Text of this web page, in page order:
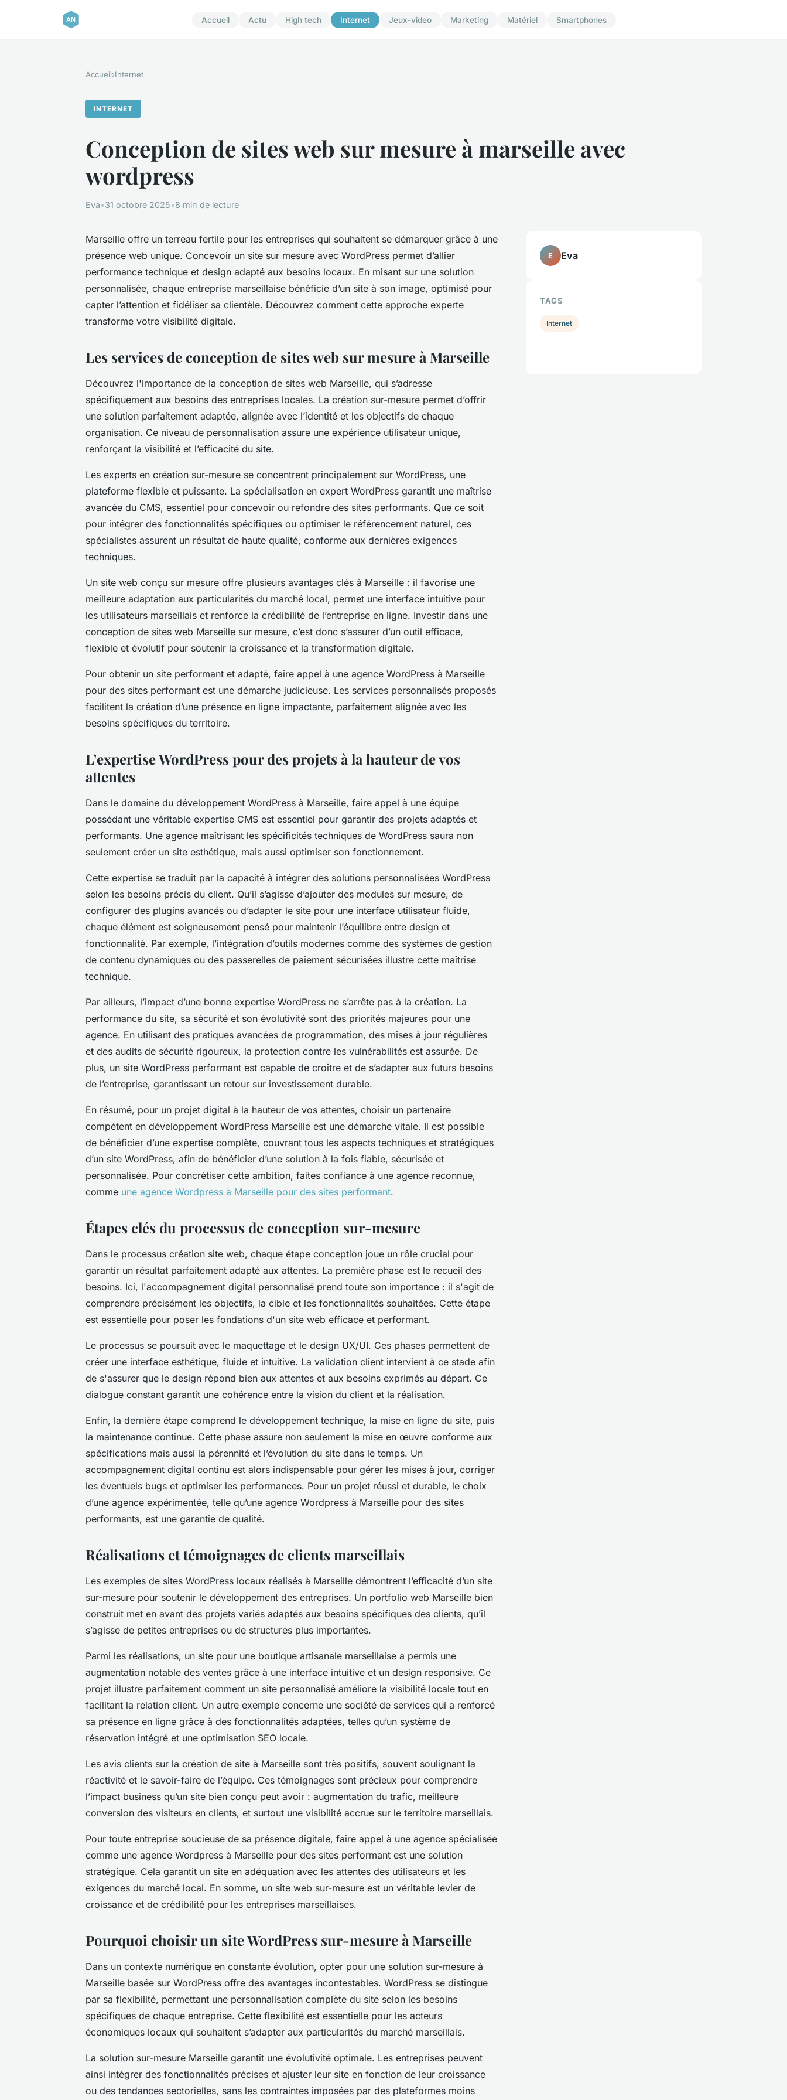
Accueil Actu High tech Internet Jeux-video Marketing Matériel Smartphones
Accueil›Internet
INTERNET
Conception de sites web sur mesure à marseille avec
wordpress
Eva•31 octobre 2025•8 min de lecture
Marseille offre un terreau fertile pour les entreprises qui souhaitent se démarquer grâce à une
présence web unique. Concevoir un site sur mesure avec WordPress permet d’allier
performance technique et design adapté aux besoins locaux. En misant sur une solution
personnalisée, chaque entreprise marseillaise bénéficie d’un site à son image, optimisé pour
capter l’attention et fidéliser sa clientèle. Découvrez comment cette approche experte
transforme votre visibilité digitale.
Les services de conception de sites web sur mesure à Marseille
Découvrez l'importance de la conception de sites web Marseille, qui s’adresse
spécifiquement aux besoins des entreprises locales. La création sur-mesure permet d’offrir
une solution parfaitement adaptée, alignée avec l’identité et les objectifs de chaque
organisation. Ce niveau de personnalisation assure une expérience utilisateur unique,
renforçant la visibilité et l’efficacité du site.
Les experts en création sur-mesure se concentrent principalement sur WordPress, une
plateforme flexible et puissante. La spécialisation en expert WordPress garantit une maîtrise
avancée du CMS, essentiel pour concevoir ou refondre des sites performants. Que ce soit
pour intégrer des fonctionnalités spécifiques ou optimiser le référencement naturel, ces
spécialistes assurent un résultat de haute qualité, conforme aux dernières exigences
techniques.
Un site web conçu sur mesure offre plusieurs avantages clés à Marseille : il favorise une
meilleure adaptation aux particularités du marché local, permet une interface intuitive pour
les utilisateurs marseillais et renforce la crédibilité de l’entreprise en ligne. Investir dans une
conception de sites web Marseille sur mesure, c’est donc s’assurer d’un outil efficace,
flexible et évolutif pour soutenir la croissance et la transformation digitale.
Pour obtenir un site performant et adapté, faire appel à une agence WordPress à Marseille
pour des sites performant est une démarche judicieuse. Les services personnalisés proposés
facilitent la création d’une présence en ligne impactante, parfaitement alignée avec les
besoins spécifiques du territoire.
L’expertise WordPress pour des projets à la hauteur de vos
attentes
Dans le domaine du développement WordPress à Marseille, faire appel à une équipe
possédant une véritable expertise CMS est essentiel pour garantir des projets adaptés et
performants. Une agence maîtrisant les spécificités techniques de WordPress saura non
seulement créer un site esthétique, mais aussi optimiser son fonctionnement.
Cette expertise se traduit par la capacité à intégrer des solutions personnalisées WordPress
selon les besoins précis du client. Qu’il s’agisse d’ajouter des modules sur mesure, de
configurer des plugins avancés ou d’adapter le site pour une interface utilisateur fluide,
chaque élément est soigneusement pensé pour maintenir l’équilibre entre design et
fonctionnalité. Par exemple, l’intégration d’outils modernes comme des systèmes de gestion
de contenu dynamiques ou des passerelles de paiement sécurisées illustre cette maîtrise
technique.
Par ailleurs, l’impact d’une bonne expertise WordPress ne s’arrête pas à la création. La
performance du site, sa sécurité et son évolutivité sont des priorités majeures pour une
agence. En utilisant des pratiques avancées de programmation, des mises à jour régulières
et des audits de sécurité rigoureux, la protection contre les vulnérabilités est assurée. De
plus, un site WordPress performant est capable de croître et de s’adapter aux futurs besoins
de l’entreprise, garantissant un retour sur investissement durable.
En résumé, pour un projet digital à la hauteur de vos attentes, choisir un partenaire
compétent en développement WordPress Marseille est une démarche vitale. Il est possible
de bénéficier d’une expertise complète, couvrant tous les aspects techniques et stratégiques
d’un site WordPress, afin de bénéficier d’une solution à la fois fiable, sécurisée et
personnalisée. Pour concrétiser cette ambition, faites confiance à une agence reconnue,
comme une agence Wordpress à Marseille pour des sites performant.
Étapes clés du processus de conception sur-mesure
Dans le processus création site web, chaque étape conception joue un rôle crucial pour
garantir un résultat parfaitement adapté aux attentes. La première phase est le recueil des
besoins. Ici, l'accompagnement digital personnalisé prend toute son importance : il s'agit de
comprendre précisément les objectifs, la cible et les fonctionnalités souhaitées. Cette étape
est essentielle pour poser les fondations d'un site web efficace et performant.
Le processus se poursuit avec le maquettage et le design UX/UI. Ces phases permettent de
créer une interface esthétique, fluide et intuitive. La validation client intervient à ce stade afin
de s'assurer que le design répond bien aux attentes et aux besoins exprimés au départ. Ce
dialogue constant garantit une cohérence entre la vision du client et la réalisation.
Enfin, la dernière étape comprend le développement technique, la mise en ligne du site, puis
la maintenance continue. Cette phase assure non seulement la mise en œuvre conforme aux
spécifications mais aussi la pérennité et l’évolution du site dans le temps. Un
accompagnement digital continu est alors indispensable pour gérer les mises à jour, corriger
les éventuels bugs et optimiser les performances. Pour un projet réussi et durable, le choix
d’une agence expérimentée, telle qu’une agence Wordpress à Marseille pour des sites
performants, est une garantie de qualité.
Réalisations et témoignages de clients marseillais
Les exemples de sites WordPress locaux réalisés à Marseille démontrent l’efficacité d’un site
sur-mesure pour soutenir le développement des entreprises. Un portfolio web Marseille bien
construit met en avant des projets variés adaptés aux besoins spécifiques des clients, qu’il
s’agisse de petites entreprises ou de structures plus importantes.
Parmi les réalisations, un site pour une boutique artisanale marseillaise a permis une
augmentation notable des ventes grâce à une interface intuitive et un design responsive. Ce
projet illustre parfaitement comment un site personnalisé améliore la visibilité locale tout en
facilitant la relation client. Un autre exemple concerne une société de services qui a renforcé
sa présence en ligne grâce à des fonctionnalités adaptées, telles qu’un système de
réservation intégré et une optimisation SEO locale.
Les avis clients sur la création de site à Marseille sont très positifs, souvent soulignant la
réactivité et le savoir-faire de l’équipe. Ces témoignages sont précieux pour comprendre
l’impact business qu’un site bien conçu peut avoir : augmentation du trafic, meilleure
conversion des visiteurs en clients, et surtout une visibilité accrue sur le territoire marseillais.
Pour toute entreprise soucieuse de sa présence digitale, faire appel à une agence spécialisée
comme une agence Wordpress à Marseille pour des sites performant est une solution
stratégique. Cela garantit un site en adéquation avec les attentes des utilisateurs et les
exigences du marché local. En somme, un site web sur-mesure est un véritable levier de
croissance et de crédibilité pour les entreprises marseillaises.
Pourquoi choisir un site WordPress sur-mesure à Marseille
Dans un contexte numérique en constante évolution, opter pour une solution sur-mesure à
Marseille basée sur WordPress offre des avantages incontestables. WordPress se distingue
par sa flexibilité, permettant une personnalisation complète du site selon les besoins
spécifiques de chaque entreprise. Cette flexibilité est essentielle pour les acteurs
économiques locaux qui souhaitent s’adapter aux particularités du marché marseillais.
La solution sur-mesure Marseille garantit une évolutivité optimale. Les entreprises peuvent
ainsi intégrer des fonctionnalités précises et ajuster leur site en fonction de leur croissance
ou des tendances sectorielles, sans les contraintes imposées par des plateformes moins
E Eva
TAGS
Internet